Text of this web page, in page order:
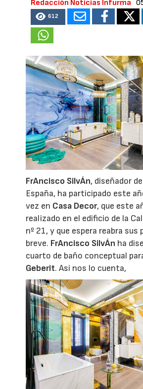
Redacción Noticias Infurma
612
FrAncisco SilvÁn, diseñador
España, ha participado este
vez en Casa Decor, que este
realizado en el edificio de la
nº 21, y que espera reabra sus
breve. FrAncisco SilvÁn ha
cuarto de baño conceptual
Geberit. Así nos lo cuenta,